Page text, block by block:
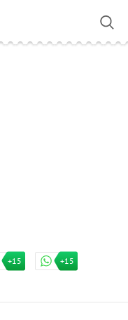
+15 +15